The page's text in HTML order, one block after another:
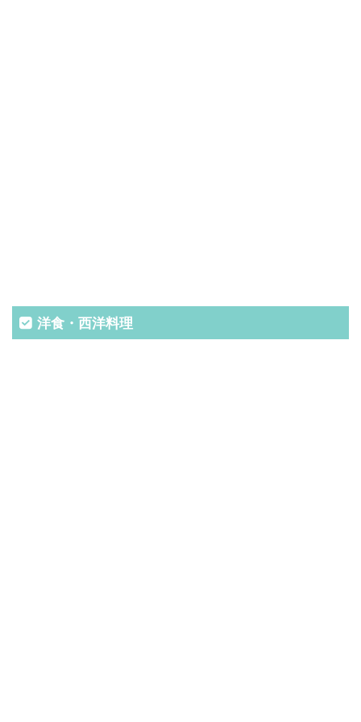
洋食・西洋料理